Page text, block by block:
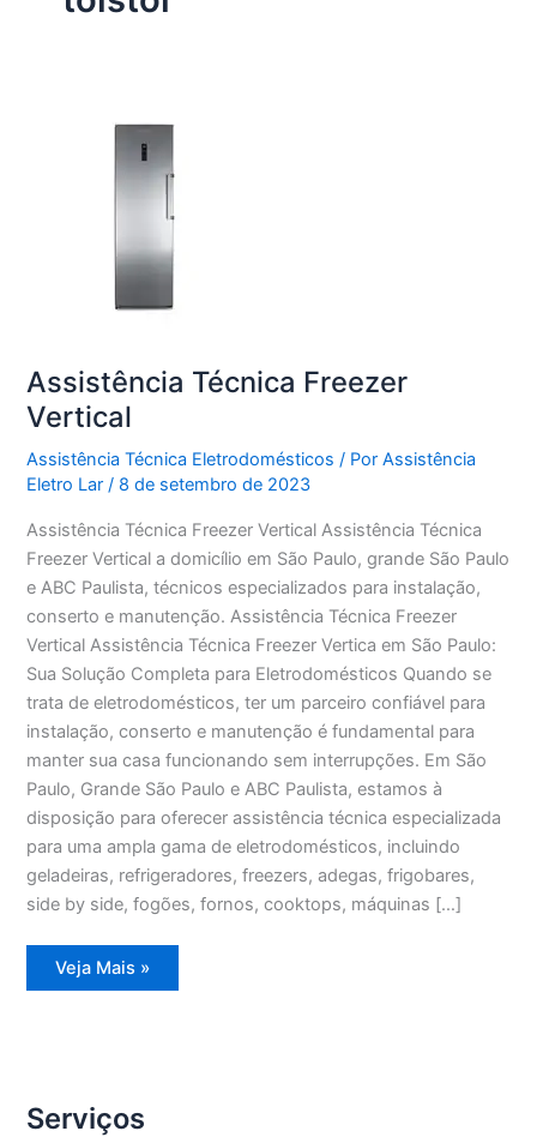
Assistência Técnica Freezer
Vertical
Assistência Técnica Eletrodomésticos / PorAssistência
Eletro Lar/ 8 de setembro de 2023
Assistência Técnica Freezer Vertical Assistência Técnica
Freezer Vertical a domicílio em São Paulo, grande São Paulo
e ABC Paulista, técnicos especializados para instalação,
conserto e manutenção. Assistência Técnica Freezer
Vertical Assistência Técnica Freezer Vertica em São Paulo:
Sua Solução Completa para Eletrodomésticos Quando se
trata de eletrodomésticos, ter um parceiro confiável para
instalação, conserto e manutenção é fundamental para
manter sua casa funcionando sem interrupções. Em São
Paulo, Grande São Paulo e ABC Paulista, estamos à
disposição para oferecer assistência técnica especializada
para uma ampla gama de eletrodomésticos, incluindo
geladeiras, refrigeradores, freezers, adegas, frigobares,
side by side, fogões, fornos, cooktops, máquinas […]
Assistência
Técnica
Veja Mais »
Serviços